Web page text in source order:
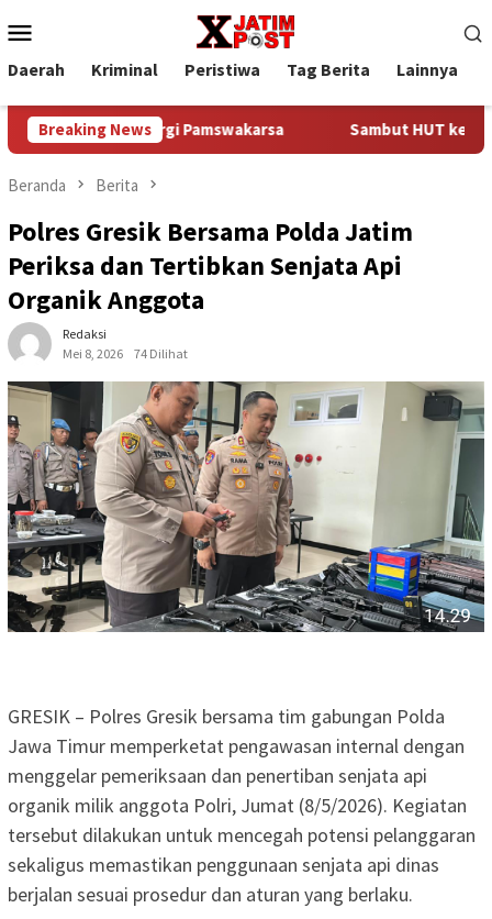
ke
kontenMobile
Daerah Kriminal Peristiwa Tag Berita Lainnya
Breaking News
Sinergi Pamswakarsa Sambut HUT ke-81
Beranda Berita
Polres Gresik Bersama Polda Jatim
Periksa dan Tertibkan Senjata Api
Organik Anggota
Redaksi
Mei 8, 2026
74 Dilihat
GRESIK – Polres Gresik bersama tim gabungan Polda
Jawa Timur memperketat pengawasan internal dengan
menggelar pemeriksaan dan penertiban senjata api
organik milik anggota Polri, Jumat (8/5/2026). Kegiatan
tersebut dilakukan untuk mencegah potensi pelanggaran
sekaligus memastikan penggunaan senjata api dinas
berjalan sesuai prosedur dan aturan yang berlaku.